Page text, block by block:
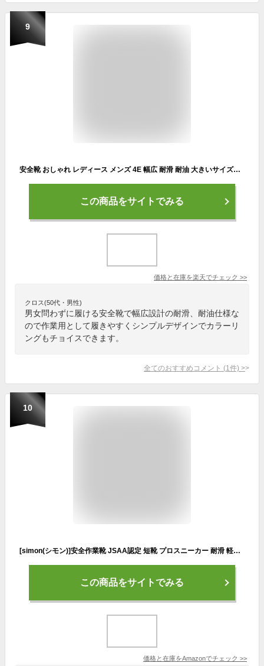
9
安全靴 おしゃれ レディース メンズ 4E 幅広 耐滑 耐油 大きいサイズ対応 作業靴 85141 ジーベック 22cm-30cm
この商品をサイトでみる
価格と在庫を楽天でチェック >>
クロス(50代・男性)
男女問わずに履ける安全靴で幅広設計の耐滑、耐油仕様な
ので作業用として履きやすくシンプルデザインでカラーリ
ングもチョイスできます。
全てのおすすめコメント (1 件) >
10
[simon(シモン)]安全作業靴 JSAA認定 短靴 プロスニーカー 耐滑 軽快 静電 短靴 スニーカー 紐 反射 NS611静電 白 22.0 cm
この商品をサイトでみる
価格と在庫をAmazonでチェック >>